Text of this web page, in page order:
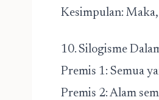
Kesimpulan:
10. Silogisme
Premis 1: Semua
Premis 2: Alam